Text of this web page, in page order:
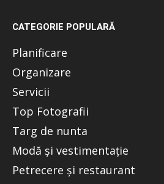
CATEGORIE POPULARĂ
Planificare
Organizare
Servicii
Top Fotografii
Targ de nunta
Modă și vestimentație
Petrecere și restaurant